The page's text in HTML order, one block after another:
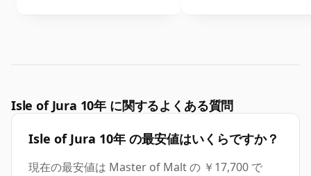
Isle of Jura 10年 に関するよくある質問
Isle of Jura 10年 の最安値はいくらですか？
現在の最安値は Master of Malt の ￥17,700 で